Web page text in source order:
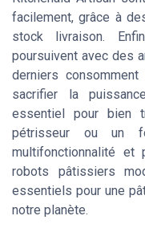
facilement, grâce à
stock livraison.
poursuivent avec des
derniers
sacrifier la
essentiel pour bien
pétrisseur ou un
multifonctionnalité et
robots pâtissiers
essentiels pour une
notre planète.